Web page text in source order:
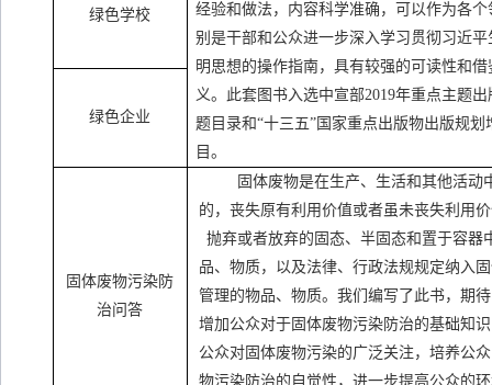
经验和做法，内容科学准确，可以作为各个
别是干部和公众进一步深入学习贯彻习近平
明思想的操作指南，具有较强的可读性和借
义。此套图书入选中宣部2019年重点主题出
题目录和“十三五”国家重点出版物出版规划
目。
绿色学校
绿色企业
固体废物污染防
治问答
固体废物是在生产、生活和其他活动
的，丧失原有利用价值或者虽未丧失利用
抛弃或者放弃的固态、半固态和置于容器
品、物质，以及法律、行政法规规定纳入
管理的物品、物质。我们编写了此书，期
增加公众对于固体废物污染防治的基础知
公众对固体废物污染的广泛关注，培养公
物污染防治的自觉性，进一步提高公众的